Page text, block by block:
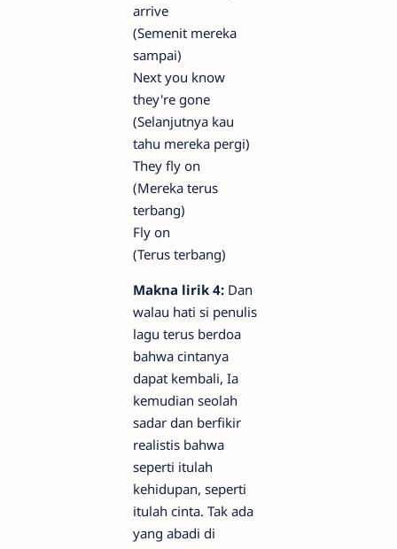
arrive
(Semenit mereka
sampai)
Next you know
they're gone
(Selanjutnya kau
tahu mereka pergi)
They fly on
(Mereka terus
terbang)
Fly on
(Terus terbang)
Makna lirik 4: Dan
walau hati si penulis
lagu terus berdoa
bahwa cintanya
dapat kembali, Ia
kemudian seolah
sadar dan berfikir
realistis bahwa
seperti itulah
kehidupan, seperti
itulah cinta. Tak ada
yang abadi di